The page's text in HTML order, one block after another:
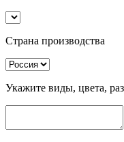
Страна производства
Укажите виды, цвета,